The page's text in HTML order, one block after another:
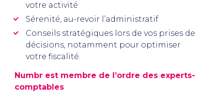
votre activité
Sérenité, au-revoir l’administratif
Conseils stratégiques lors de vos prises de
décisions, notamment pour optimiser
votre fiscalité.
Numbr est membre de l’ordre des experts-
comptables